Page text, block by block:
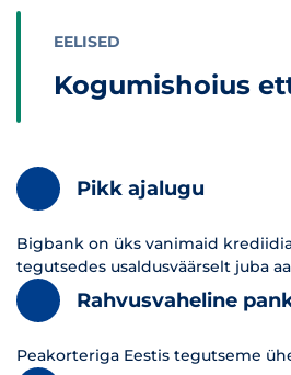
EELISED
Kogumishoius
Pikk ajalugu
Bigbank on üks vanimaid
tegutsedes usaldusväärselt juba
Rahvusvaheline
Peakorteriga Eestis tegutseme